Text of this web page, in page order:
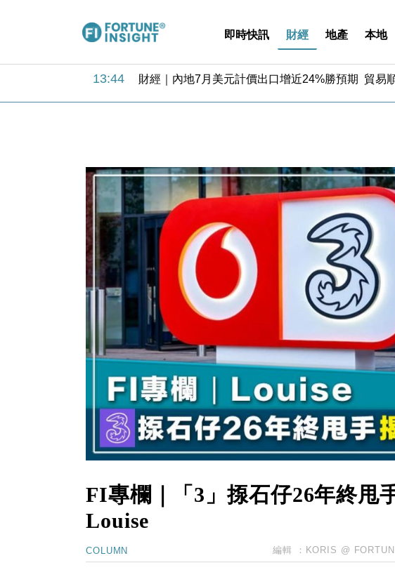
即時快訊 財經 地產 本地
13:44 財經｜內地7月美元計價出口增近24%勝預期 貿易
14:50 地產｜大酒店中期轉賺2300萬元 斥21億翻新香港
13:12 國際｜特朗普赴洛杉磯高球場活動前 男子攜槍彈被
12:30 財經｜香港7月PMI回落至51 企業擴張放慢兼縮減
11:40 財經｜黑石傳再籌逾360億美元 支援Anthropic租用
10:57 財經｜美商務部擬擴大金屬關稅範圍 14類產品或加
13:44 財經｜內地7月美元計價出口增近24%勝預期 貿易
12:44 財經｜日本春季三度入市撐日圓 4月單日斥6.28萬
11:12 國際｜特朗普料美伊戰事快結束 承認部分彈藥庫存
15:59 財經｜SA售股自救後再出手 斥4億美元押注未上市
11:30 財經｜精星香港夥菜鳥拓全球智慧倉儲市場 加快海
14:50 地產｜大酒店中期轉賺2300萬元 斥21億翻新香港及
13:12 國際｜特朗普赴洛杉磯高球場活動前 男子攜槍彈被
12:30 財經｜香港7月PMI回落至51 企業擴張放慢兼縮減
11:40 財經｜黑石傳再籌逾360億美元 支援Anthropic租用
10:57 財經｜美商務部擬擴大金屬關稅範圍 14類產品或加
FI專欄｜「3」揼石仔26年終甩
Louise
COLUMN 編輯 ： KORIS @